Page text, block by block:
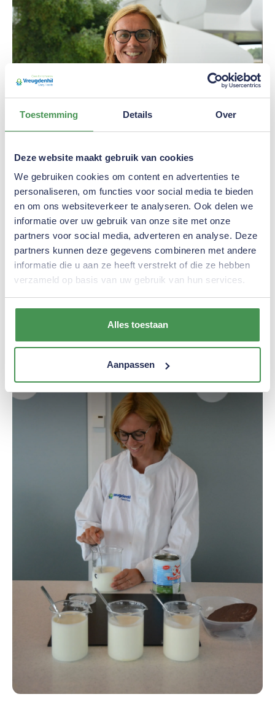
Toestemming Details Over
Deze website maakt gebruik van cookies
We gebruiken cookies om content en advertenties te
personaliseren, om functies voor social media te bieden
en om ons websiteverkeer te analyseren. Ook delen we
informatie over uw gebruik van onze site met onze
partners voor social media, adverteren en analyse. Deze
partners kunnen deze gegevens combineren met andere
informatie die u aan ze heeft verstrekt of die ze hebben
verzameld op basis van uw gebruik van hun services.
Alles toestaan
Aanpassen
Ik onderzoek bijvoorbeeld hoe we de
oplosbaarheid van melkpoeder verder
kunnen verbeteren in zowel water als
koffie.
Anja Schröder, Applicatietechnolooog bij Vreugdenhil
Dairy Foods